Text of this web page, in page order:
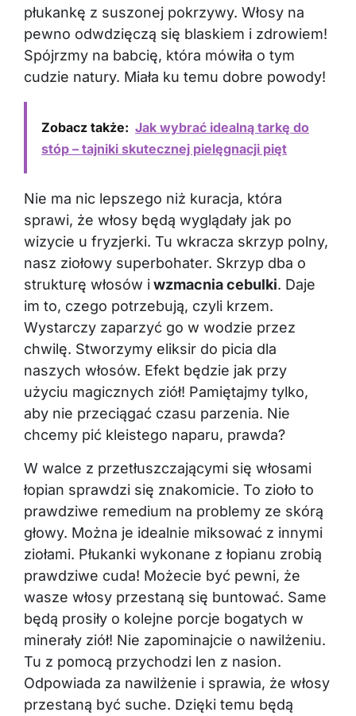
płukankę z suszonej pokrzywy. Włosy na
pewno odwdzięczą się blaskiem i zdrowiem!
Spójrzmy na babcię, która mówiła o tym
cudzie natury. Miała ku temu dobre powody!
Zobacz także: Jak wybrać idealną tarkę do
stóp – tajniki skutecznej pielęgnacji pięt
Nie ma nic lepszego niż kuracja, która
sprawi, że włosy będą wyglądały jak po
wizycie u fryzjerki. Tu wkracza skrzyp polny,
nasz ziołowy superbohater. Skrzyp dba o
strukturę włosów iwzmacnia cebulki. Daje
im to, czego potrzebują, czyli krzem.
Wystarczy zaparzyć go w wodzie przez
chwilę. Stworzymy eliksir do picia dla
naszych włosów. Efekt będzie jak przy
użyciu magicznych ziół! Pamiętajmy tylko,
aby nie przeciągać czasu parzenia. Nie
chcemy pić kleistego naparu, prawda?
W walce z przetłuszczającymi się włosami
łopian sprawdzi się znakomicie. To zioło to
prawdziwe remedium na problemy ze skórą
głowy. Można je idealnie miksować z innymi
ziołami. Płukanki wykonane z łopianu zrobią
prawdziwe cuda! Możecie być pewni, że
wasze włosy przestaną się buntować. Same
będą prosiły o kolejne porcje bogatych w
minerały ziół! Nie zapominajcie o nawilżeniu.
Tu z pomocą przychodzi len z nasion.
Odpowiada za nawilżenie i sprawia, że włosy
przestaną być suche. Dzięki temu będą